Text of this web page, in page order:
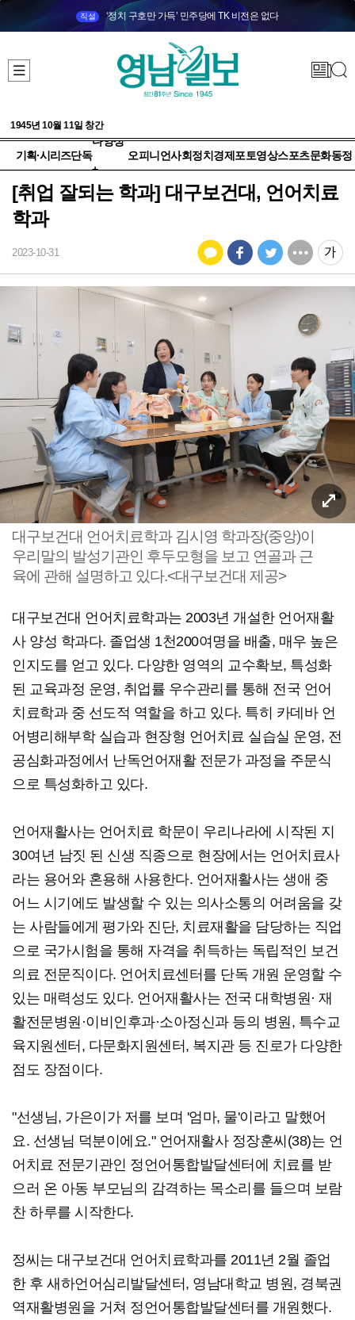
직설 ‘정치 구호만 가득’ 민주당에 TK 비전은 없다
1945년 10월 11일 창간
기획·시리즈단독
다양성
+
오피니언사회정치 경제 포토영상스포츠문화동정
[취업 잘되는 학과] 대구보건대, 언어치료
학과
2023-10-31
대구보건대 언어치료학과 김시영 학과장(중앙)이
우리말의 발성기관인 후두모형을 보고 연골과 근
육에 관해 설명하고 있다.<대구보건대 제공>
대구보건대 언어치료학과는 2003년 개설한 언어재활
사 양성 학과다. 졸업생 1천200여명을 배출, 매우 높은
인지도를 얻고 있다. 다양한 영역의 교수확보, 특성화
된 교육과정 운영, 취업률 우수관리를 통해 전국 언어
치료학과 중 선도적 역할을 하고 있다. 특히 카데바 언
어병리해부학 실습과 현장형 언어치료 실습실 운영, 전
공심화과정에서 난독언어재활 전문가 과정을 주문식
으로 특성화하고 있다.
언어재활사는 언어치료 학문이 우리나라에 시작된 지
30여년 남짓 된 신생 직종으로 현장에서는 언어치료사
라는 용어와 혼용해 사용한다. 언어재활사는 생애 중
어느 시기에도 발생할 수 있는 의사소통의 어려움을 갖
는 사람들에게 평가와 진단, 치료재활을 담당하는 직업
으로 국가시험을 통해 자격을 취득하는 독립적인 보건
의료 전문직이다. 언어치료센터를 단독 개원 운영할 수
있는 매력성도 있다. 언어재활사는 전국 대학병원· 재
활전문병원·이비인후과·소아정신과 등의 병원, 특수교
육지원센터, 다문화지원센터, 복지관 등 진로가 다양한
점도 장점이다.
"선생님, 가은이가 저를 보며 '엄마, 물'이라고 말했어
요. 선생님 덕분이에요." 언어재활사 정장훈씨(38)는 언
어치료 전문기관인 정언어통합발달센터에 치료를 받
으러 온 아동 부모님의 감격하는 목소리를 들으며 보람
찬 하루를 시작한다.
정씨는 대구보건대 언어치료학과를 2011년 2월 졸업
한 후 새하언어심리발달센터, 영남대학교 병원, 경북권
역재활병원을 거쳐 정언어통합발달센터를 개원했다.